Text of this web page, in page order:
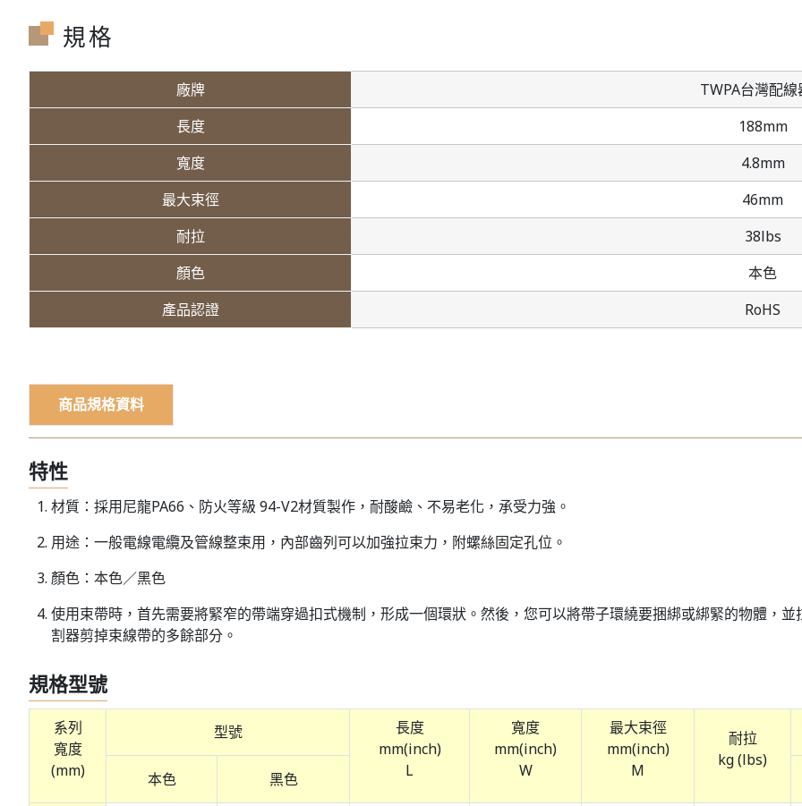
規格
廠牌
TWPA台灣配線
長度
188mm
寬度
4.8mm
最大束徑
46mm
耐拉
38lbs
顏色
本色
產品認證
RoHS
商品規格資料
特性
材質：採用尼龍PA66、防火等級 94-V2材質製作，耐酸鹼、不易老化，承受力強。
用途：一般電線電纜及管線整束用，內部齒列可以加強拉束力，附螺絲固定孔位。
顏色：本色／黑色
使用束帶時，首先需要將緊窄的帶端穿過扣式機制，形成一個環狀。然後，您可以將帶子環繞要捆綁或綁緊的物體，
割器剪掉束線帶的多餘部分。
規格型號
系列
寬度
(mm)
型號
長度
mm(inch)
L
寬度
mm(inch)
W
最大束徑
mm(inch)
M
耐拉
kg (lbs)
本色
黑色